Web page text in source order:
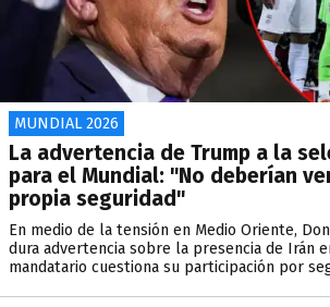
MUNDIAL 2026
La advertencia de Trump a la
para el Mundial: "No deberían
propia seguridad"
En medio de la tensión en Medio Oriente,
dura advertencia sobre la presencia de Irán
mandatario cuestiona su participación por